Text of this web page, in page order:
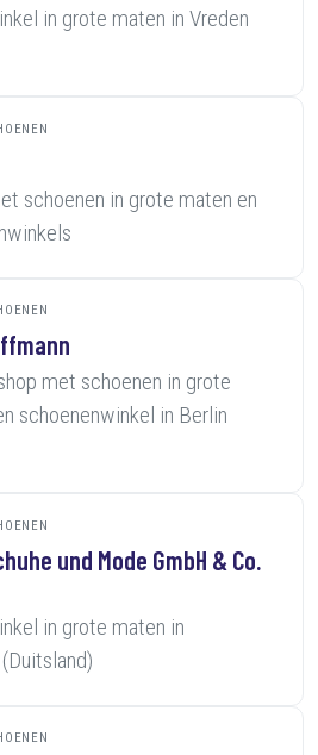
in grote maten in Vreden
schoenen in grote maten en
met schoenen in grote
schoenenwinkel in Berlin
und Mode GmbH & Co.
in grote maten in